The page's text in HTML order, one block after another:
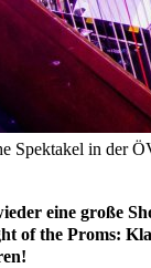
Spektakel in der
eine große
of the Proms: